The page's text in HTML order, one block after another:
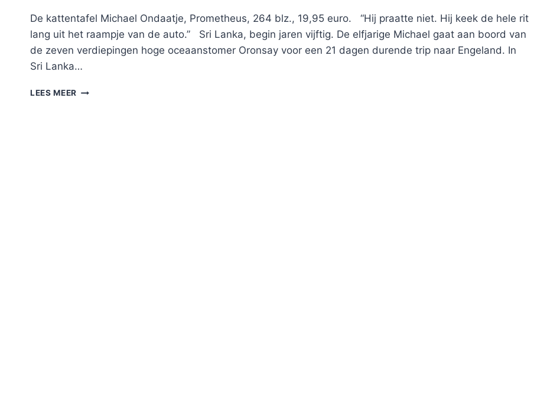
De kattentafel Michael Ondaatje, Prometheus, 264 blz., 19,95 euro. “Hij praatte niet. Hij keek de hele rit
lang uit het raampje van de auto.” Sri Lanka, begin jaren vijftig. De elfjarige Michael gaat aan boord van
de zeven verdiepingen hoge oceaanstomer Oronsay voor een 21 dagen durende trip naar Engeland. In
Sri Lanka…
LEES MEER DE